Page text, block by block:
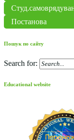
Постанова
Пошук по сайту
Search for:
Educational website